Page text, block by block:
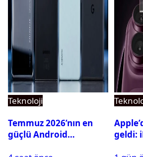
Teknoloji
Temmuz 2026’nın en
güçlü Android
geldi: